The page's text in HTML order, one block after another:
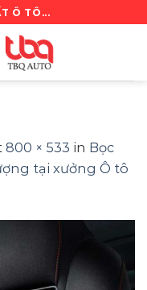
Ô TÔ...
800 × 533 in Bọc
tại xưởng Ô tô